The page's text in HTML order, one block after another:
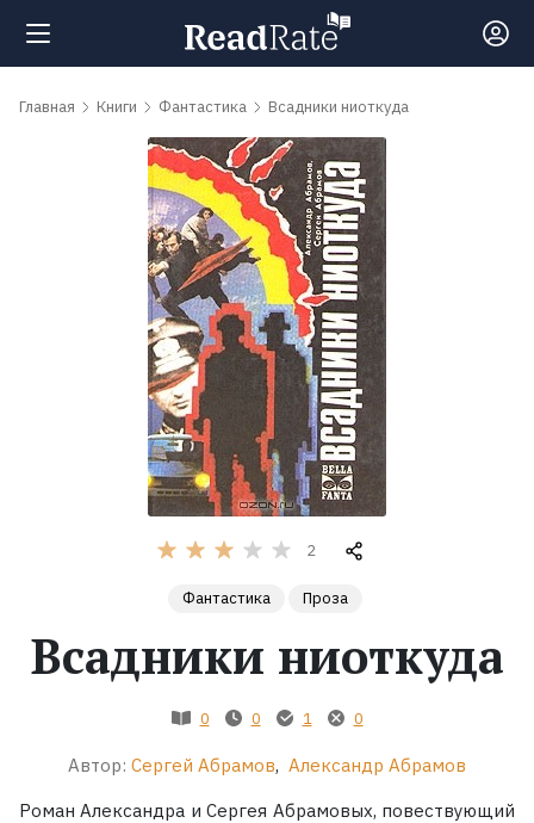
Поиск
обсуждаемые
Серии
Экранизации
Главная Книги Фантастика Всадники ниоткуда
2
Фантастика Проза
Всадники ниоткуда
0 0 1 0
Автор: Сергей Абрамов, Александр Абрамов
Роман Александра и Сергея Абрамовых, повествующий